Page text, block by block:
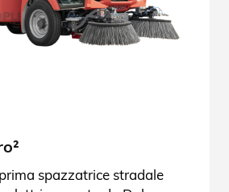
spazzatrice stradale